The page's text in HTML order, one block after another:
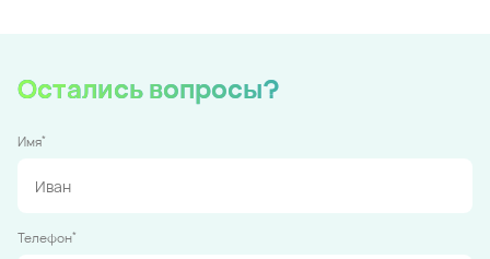
Остались вопросы?
Имя*
Телефон*